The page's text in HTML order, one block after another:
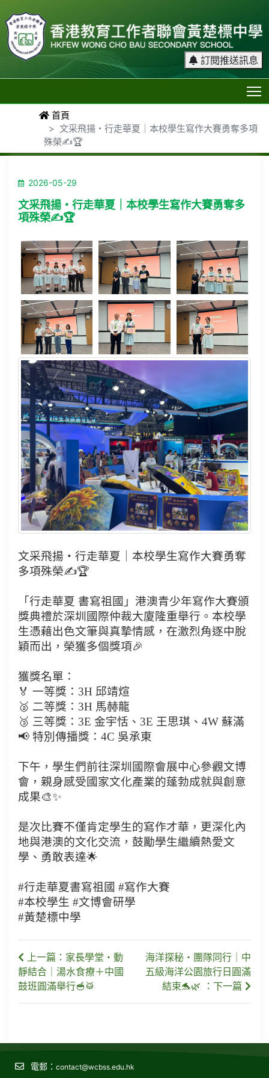
訂閱推送訊息
首頁
文采飛揚・行走華夏｜本校學生寫作大賽勇奪多項
殊榮✍️🏆
2026-05-29
文采飛揚・行走華夏｜本校學生寫作大賽勇奪多
項殊榮✍️🏆
文采飛揚・行走華夏｜本校學生寫作大賽勇奪
多項殊榮✍️🏆
「行走華夏 書寫祖國」港澳青少年寫作大賽頒
獎典禮於深圳國際仲裁大廈隆重舉行。本校學
生憑藉出色文筆與真摯情感，在激烈角逐中脫
穎而出，榮獲多個獎項🎉
獲獎名單：
🏅 一等獎：3H 邱靖煊
🥈 二等獎：3H 馬赫龍
🥉 三等獎：3E 金宇恬、3E 王思琪、4W 蘇滿
📢 特別傳播獎：4C 吳承東
下午，學生們前往深圳國際會展中心參觀文博
會，親身感受國家文化產業的蓬勃成就與創意
成果🎨✨
是次比賽不僅肯定學生的寫作才華，更深化內
地與港澳的文化交流，鼓勵學生繼續熱愛文
學、勇敢表達🌟
#行走華夏書寫祖國 #寫作大賽
#本校學生 #文博會研學
#黃楚標中學
上一篇：家長學堂・動
靜結合｜湯水食療＋中國
鼓班圓滿舉行🥣🥁
海洋探秘・團隊同行｜中
五級海洋公園旅行日圓滿
結束🐬🌿 ：下一篇
電郵： contact@wcbss.edu.hk